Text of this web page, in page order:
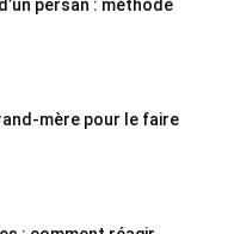
persan : méthode
mère pour le faire